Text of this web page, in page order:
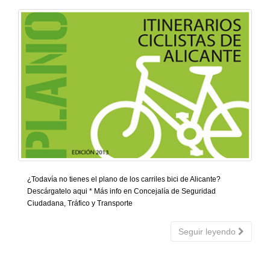
¿Todavía no tienes el plano de los carriles bici de Alicante?
Descárgatelo aqui * Más info en Concejalía de Seguridad
Ciudadana, Tráfico y Transporte
Seguir leyendo